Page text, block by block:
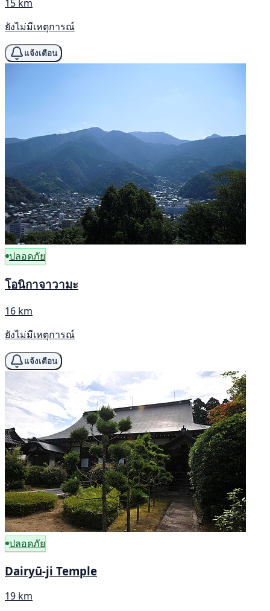
15 km
ยังไม่มีเหตุการณ์
แจ้งเตือน
ปลอดภัย
โอนิกาจาวามะ
16 km
ยังไม่มีเหตุการณ์
แจ้งเตือน
ปลอดภัย
Dairyū-ji Temple
19 km